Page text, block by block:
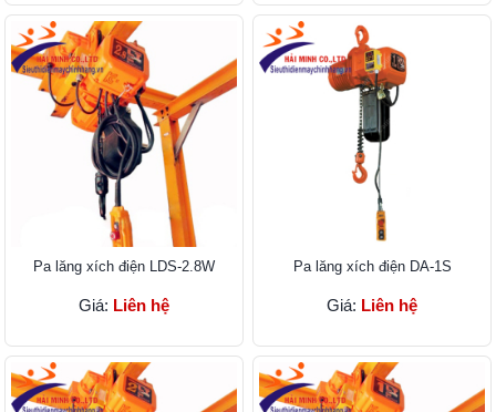
Pa lăng xích điện LDS-2.8W
Giá: Liên hệ
Pa lăng xích điện DA-1S
Giá: Liên hệ